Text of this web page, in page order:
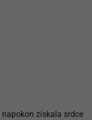
napokon získala srdce